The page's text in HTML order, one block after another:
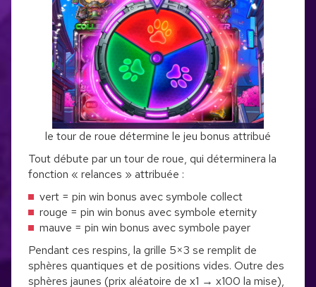
le tour de roue détermine le jeu bonus attribué
Tout débute par un tour de roue, qui déterminera la
fonction « relances » attribuée :
vert = pin win bonus avec symbole collect
rouge = pin win bonus avec symbole eternity
mauve = pin win bonus avec symbole payer
Pendant ces respins, la grille 5×3 se remplit de
sphères quantiques et de positions vides. Outre des
sphères jaunes (prix aléatoire de x1 → x100 la mise),